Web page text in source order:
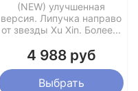
(NEW) улучшенная
версия. Липучка направо
от звезды Xu Xin. Более...
4 988 руб
Выбрать